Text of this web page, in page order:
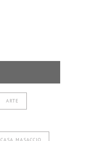
ARTE
CASA MASACCIO